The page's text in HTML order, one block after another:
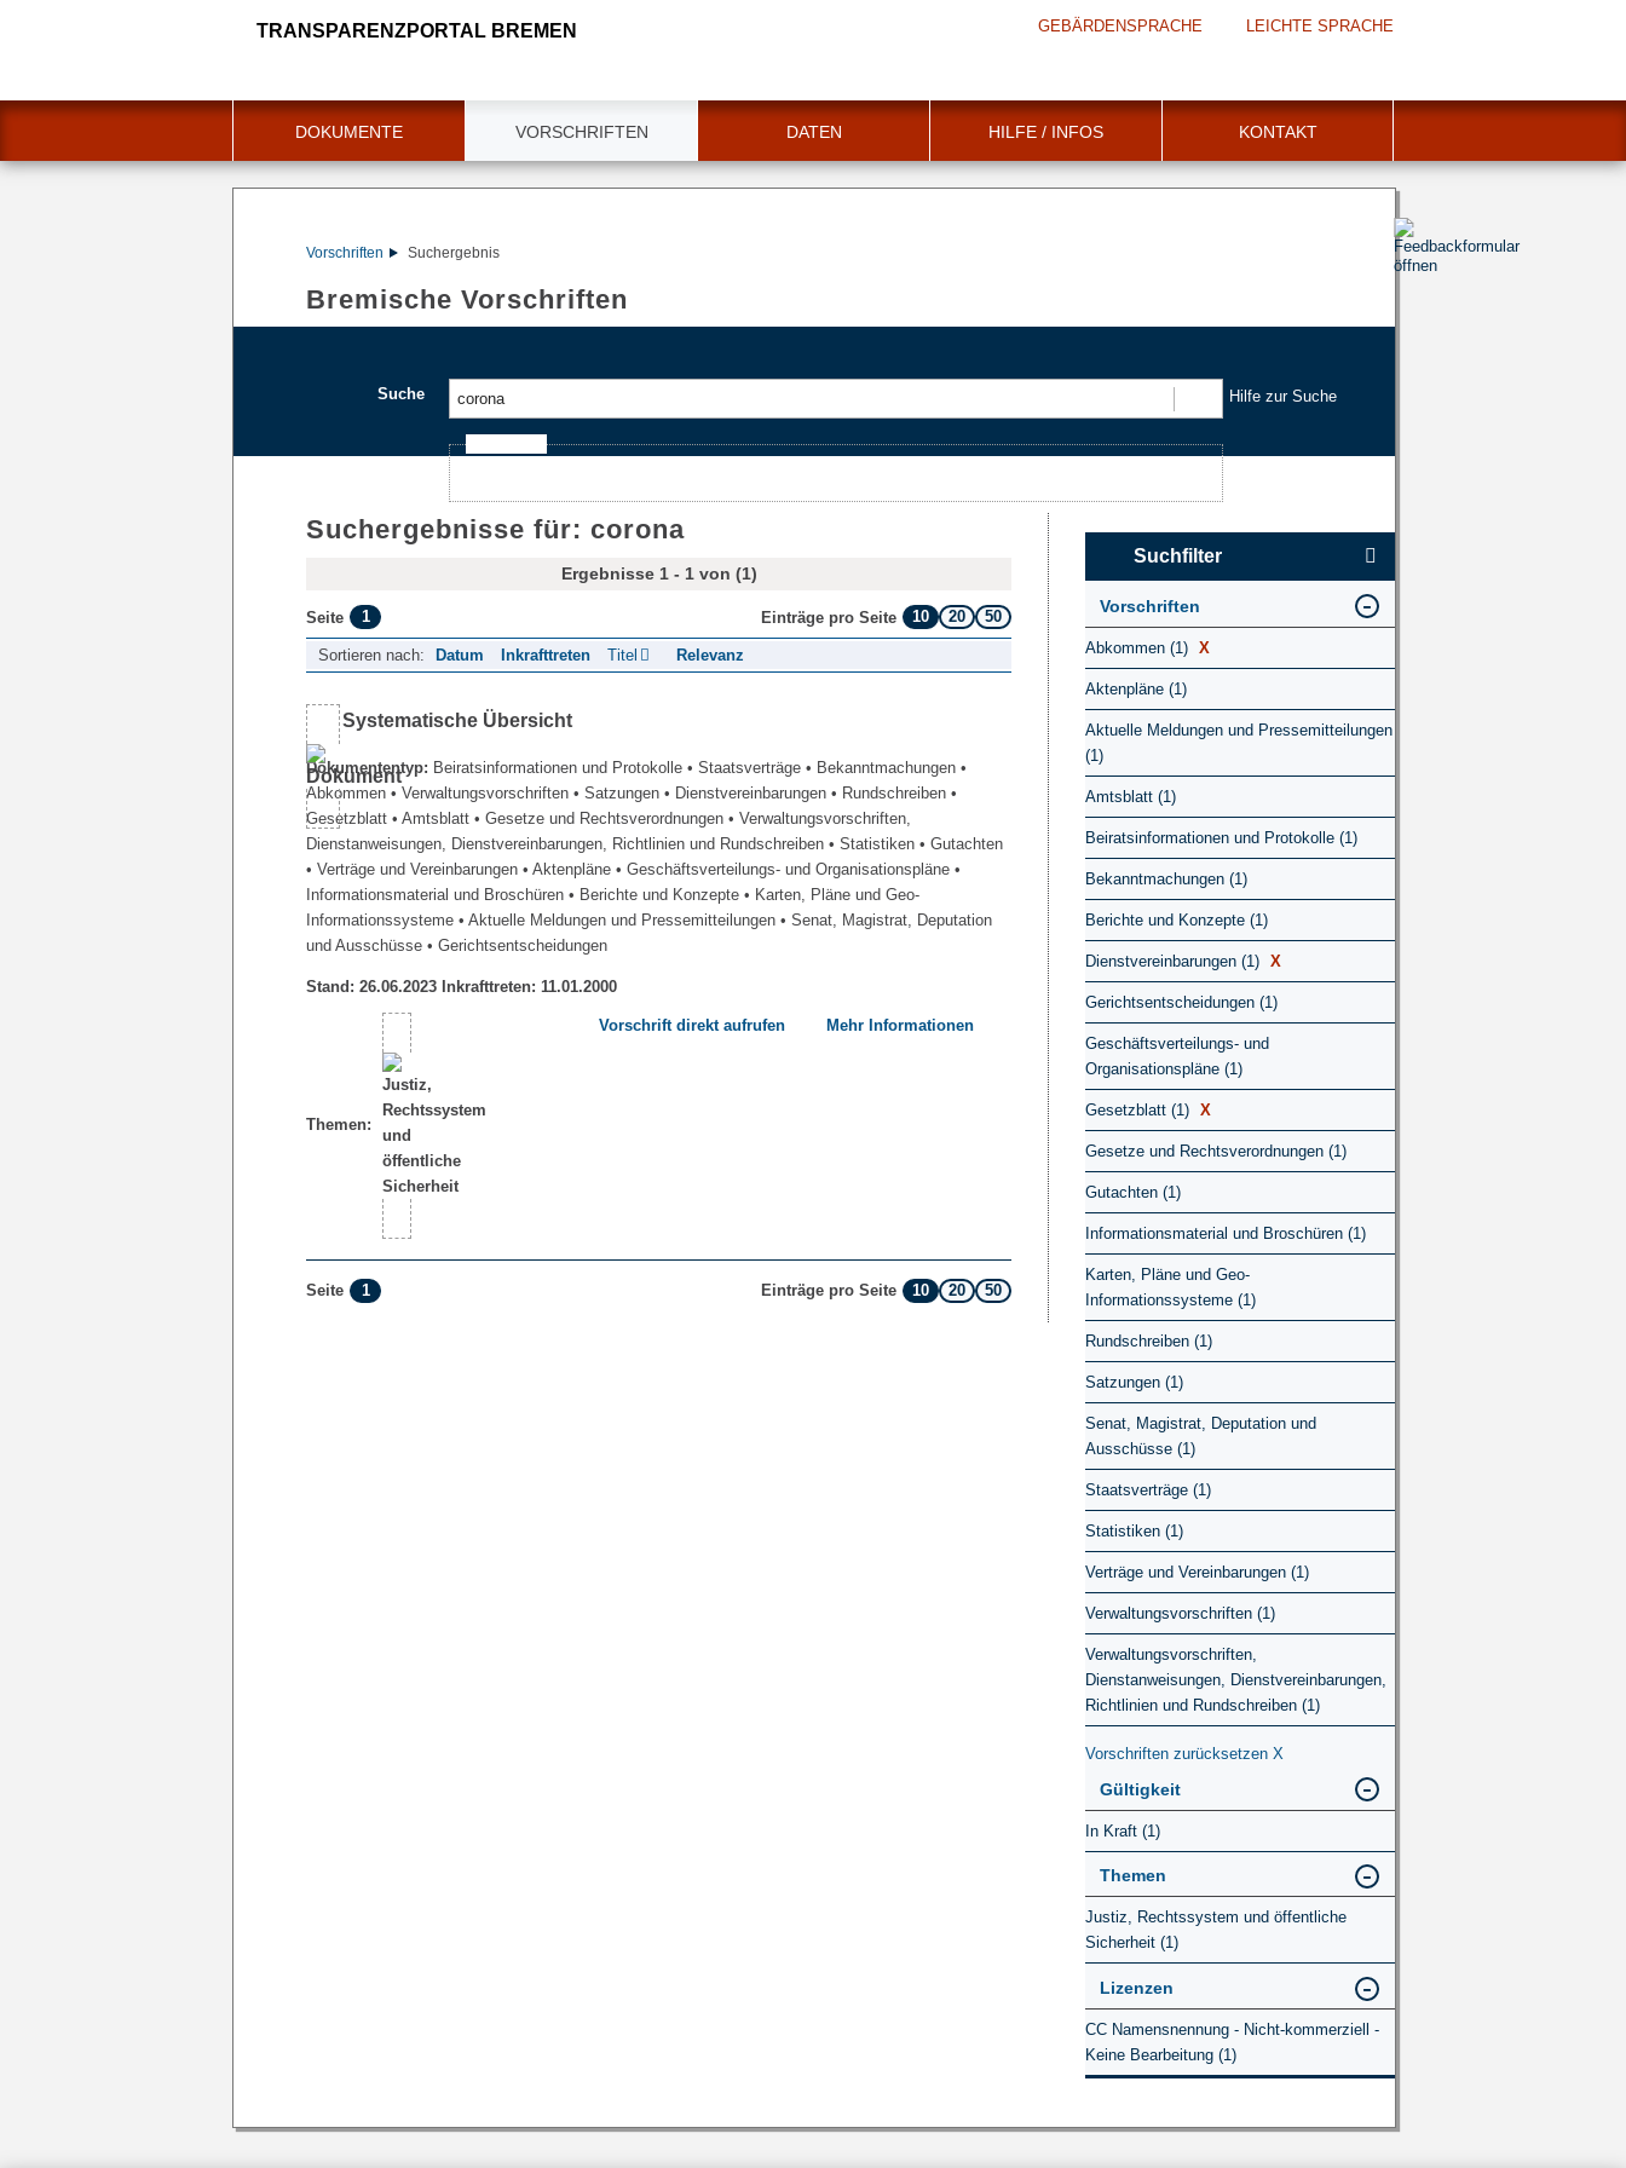
TRANSPARENZPORTAL BREMEN GEBÄRDENSPRACHE LEICHTE SPRACHE
DOKUMENTE VORSCHRIFTEN DATEN HILFE / INFOS KONTAKT
Vorschriften Suchergebnis
Bremische Vorschriften
Suche Hilfe zur Suche
Suchergebnisse für: corona
Ergebnisse 1 - 1 von (1)
Seite 1 Einträge pro Seite 10 20 50
Sortieren nach: Datum Inkrafttreten Titel Relevanz
Systematische Übersicht
Dokumententyp: Beiratsinformationen und Protokolle • Staatsverträge • Bekanntmachungen •
Abkommen • Verwaltungsvorschriften • Satzungen • Dienstvereinbarungen • Rundschreiben •
Gesetzblatt • Amtsblatt • Gesetze und Rechtsverordnungen • Verwaltungsvorschriften,
Dienstanweisungen, Dienstvereinbarungen, Richtlinien und Rundschreiben • Statistiken • Gutachten
• Verträge und Vereinbarungen • Aktenpläne • Geschäftsverteilungs- und Organisationspläne •
Informationsmaterial und Broschüren • Berichte und Konzepte • Karten, Pläne und Geo-
Informationssysteme • Aktuelle Meldungen und Pressemitteilungen • Senat, Magistrat, Deputation
und Ausschüsse • Gerichtsentscheidungen
Stand: 26.06.2023 Inkrafttreten: 11.01.2000
Themen:
Vorschrift direkt aufrufen Mehr Informationen
Seite 1 Einträge pro Seite 10 20 50
Suchfilter
Vorschriften
Abkommen (1) X
Aktenpläne (1)
Aktuelle Meldungen und Pressemitteilungen
(1)
Amtsblatt (1)
Beiratsinformationen und Protokolle (1)
Bekanntmachungen (1)
Berichte und Konzepte (1)
Dienstvereinbarungen (1) X
Gerichtsentscheidungen (1)
Geschäftsverteilungs- und
Organisationspläne (1)
Gesetzblatt (1) X
Gesetze und Rechtsverordnungen (1)
Gutachten (1)
Informationsmaterial und Broschüren (1)
Karten, Pläne und Geo-
Informationssysteme (1)
Rundschreiben (1)
Satzungen (1)
Senat, Magistrat, Deputation und
Ausschüsse (1)
Staatsverträge (1)
Statistiken (1)
Verträge und Vereinbarungen (1)
Verwaltungsvorschriften (1)
Verwaltungsvorschriften,
Dienstanweisungen, Dienstvereinbarungen,
Richtlinien und Rundschreiben (1)
Vorschriften zurücksetzen X
Gültigkeit
In Kraft (1)
Themen
Justiz, Rechtssystem und öffentliche
Sicherheit (1)
Lizenzen
CC Namensnennung - Nicht-kommerziell -
Keine Bearbeitung (1)